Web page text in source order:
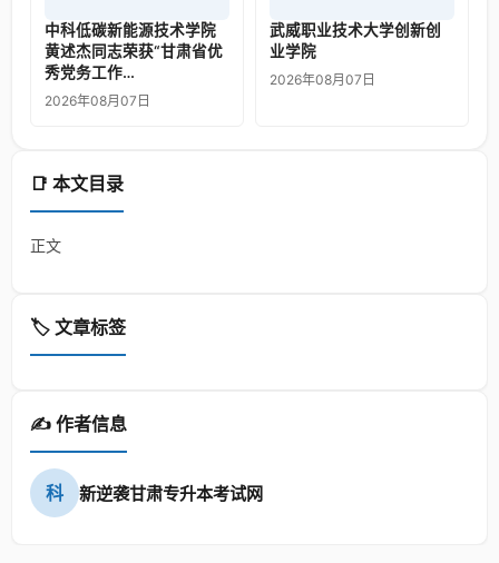
📑 本文目录
正文
🏷️ 文章标签
✍️ 作者信息
科 新逆袭甘肃专升本考试网
中科低碳新能源技术学院
黄述杰同志荣获“甘肃省优
秀党务工作…
2026年08月07日
武威职业技术大学创新创
业学院
2026年08月07日